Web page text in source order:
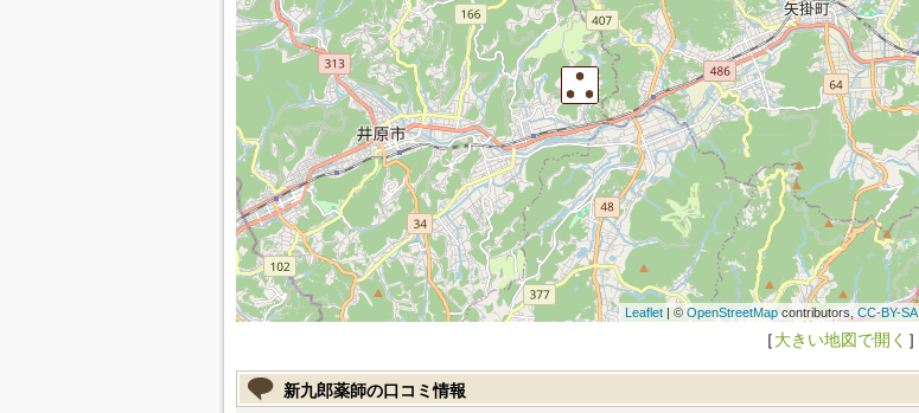
Leaflet| ©OpenStreetMapcontributors, CC-BY-SA
［大きい地図で開く ］
新九郎薬師の口コミ情報